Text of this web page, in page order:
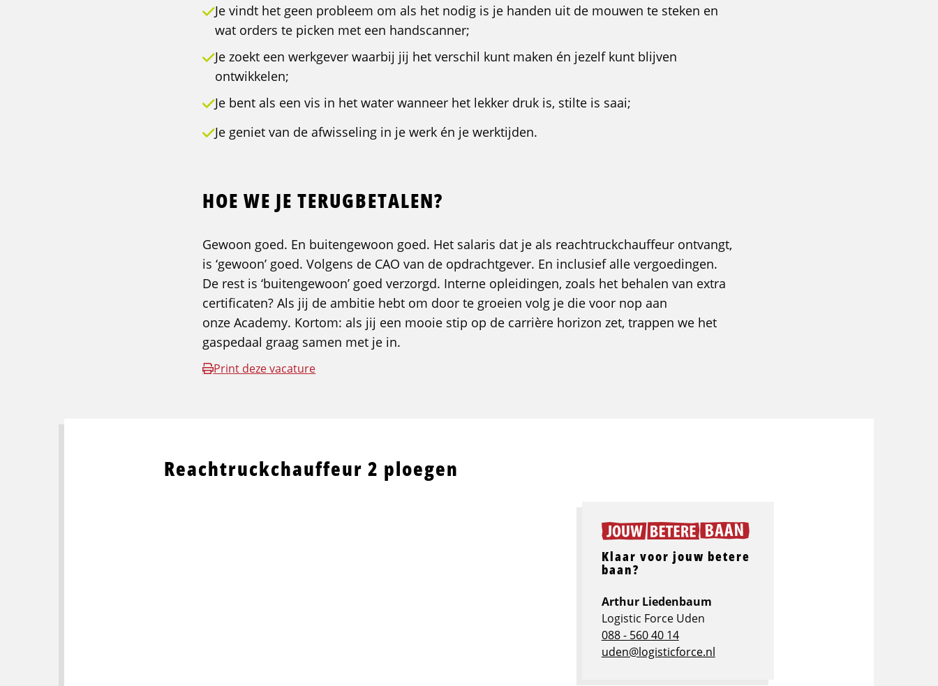
Je vindt het geen probleem om als het nodig is je handen uit de mouwen te steken en
wat orders te picken met een handscanner;
Je zoekt een werkgever waarbij jij het verschil kunt maken én jezelf kunt blijven
ontwikkelen;
Je bent als een vis in het water wanneer het lekker druk is, stilte is saai;
Je geniet van de afwisseling in je werk én je werktijden.
HOE WE JE TERUGBETALEN?
Gewoon goed. En buitengewoon goed. Het salaris dat je als reachtruckchauffeur ontvangt,
is ‘gewoon’ goed. Volgens de CAO van de opdrachtgever. En inclusief alle vergoedingen.
De rest is ‘buitengewoon’ goed verzorgd. Interne opleidingen, zoals het behalen van extra
certificaten? Als jij de ambitie hebt om door te groeien volg je die voor nop aan
onze Academy. Kortom: als jij een mooie stip op de carrière horizon zet, trappen we het
gaspedaal graag samen met je in.
Print deze vacature
Reachtruckchauffeur 2 ploegen
Klaar voor jouw betere
baan?
Arthur Liedenbaum
Logistic Force Uden
088 - 560 40 14
uden@logisticforce.nl